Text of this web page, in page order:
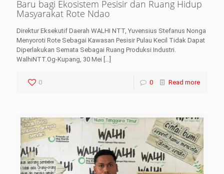
Baru bagi Ekosistem Pesisir dan Ruang Hidup
Masyarakat Rote Ndao
Direktur Eksekutif Daerah WALHI NTT, Yuvensius Stefanus Nonga
Menyoroti Rote Sebagai Kawasan Pesisir Pulau Kecil Tidak Dapat
Diperlakukan Semata Sebagai Ruang Produksi Industri.
WalhiNTT.Og-Kupang, 30 Mei
0 0 Read more